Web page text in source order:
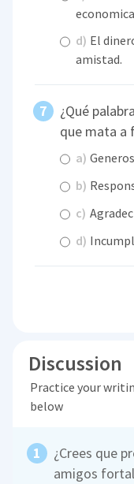
d) El
amistad.
¿Qué
que mata a
a)
b)
c)
d)
Discussion
Practice your
below
¿Crees que
amigos